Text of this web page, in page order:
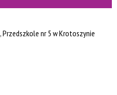
, Przedszkole nr 5 w Krotoszynie